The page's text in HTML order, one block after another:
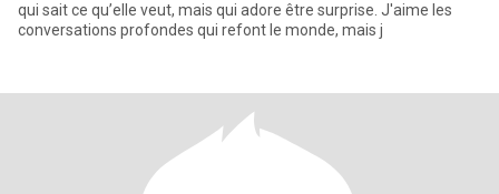
qui sait ce qu’elle veut, mais qui adore être surprise. J'aime les
conversations profondes qui refont le monde, mais j